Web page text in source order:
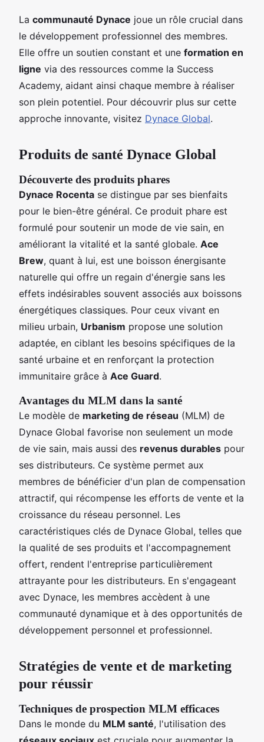
La communauté Dynace joue un rôle crucial dans
le développement professionnel des membres.
Elle offre un soutien constant et une formation en
ligne via des ressources comme la Success
Academy, aidant ainsi chaque membre à réaliser
son plein potentiel. Pour découvrir plus sur cette
approche innovante, visitez Dynace Global.
Produits de santé Dynace Global
Découverte des produits phares
Dynace Rocenta se distingue par ses bienfaits
pour le bien-être général. Ce produit phare est
formulé pour soutenir un mode de vie sain, en
améliorant la vitalité et la santé globale. Ace
Brew, quant à lui, est une boisson énergisante
naturelle qui offre un regain d'énergie sans les
effets indésirables souvent associés aux boissons
énergétiques classiques. Pour ceux vivant en
milieu urbain, Urbanism propose une solution
adaptée, en ciblant les besoins spécifiques de la
santé urbaine et en renforçant la protection
immunitaire grâce à Ace Guard.
Avantages du MLM dans la santé
Le modèle de marketing de réseau (MLM) de
Dynace Global favorise non seulement un mode
de vie sain, mais aussi des revenus durables pour
ses distributeurs. Ce système permet aux
membres de bénéficier d'un plan de compensation
attractif, qui récompense les efforts de vente et la
croissance du réseau personnel. Les
caractéristiques clés de Dynace Global, telles que
la qualité de ses produits et l'accompagnement
offert, rendent l'entreprise particulièrement
attrayante pour les distributeurs. En s'engageant
avec Dynace, les membres accèdent à une
communauté dynamique et à des opportunités de
développement personnel et professionnel.
Stratégies de vente et de marketing
pour réussir
Techniques de prospection MLM efficaces
Dans le monde du MLM santé, l'utilisation des